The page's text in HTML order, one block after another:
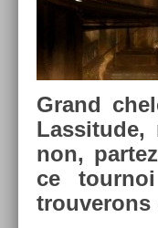
Grand
Las­situde,
non,
ce
trouverons